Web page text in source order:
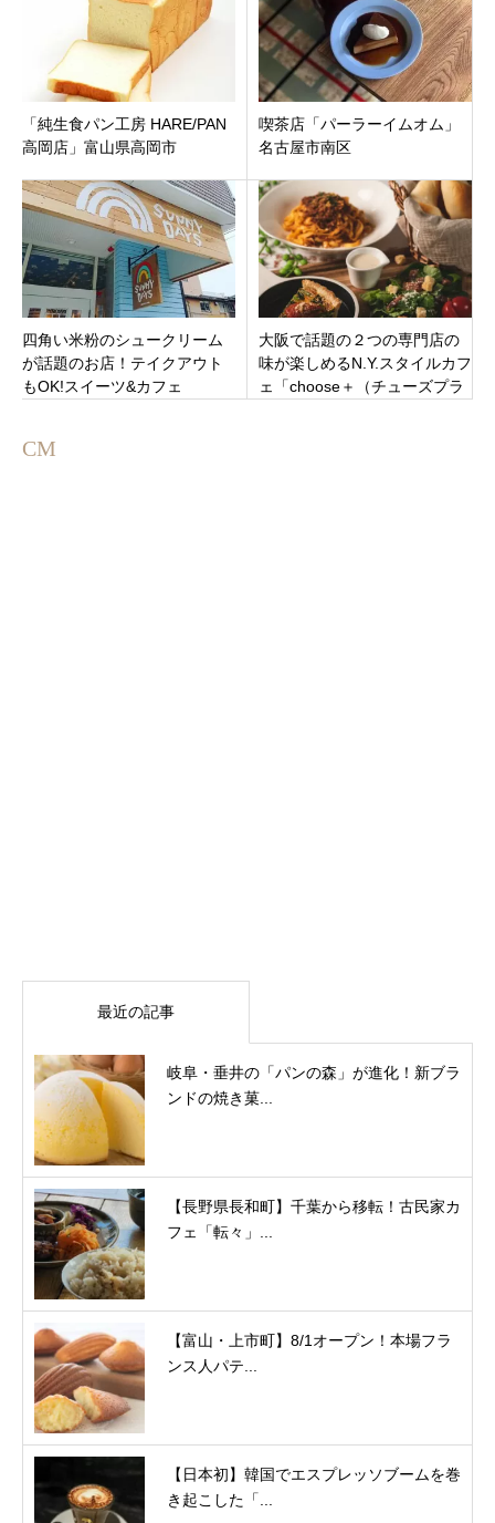
「純生食パン工房 HARE/PAN
高岡店」富山県高岡市
喫茶店「パーラーイムオム」
名古屋市南区
四角い米粉のシュークリーム
が話題のお店！テイクアウト
もOK!スイーツ&カフェ
ープン
大阪で話題の２つの専門店の
味が楽しめるN.Y.スタイルカフ
ェ「choose＋（チューズプラ
CM
最近の記事
岐阜・垂井の「パンの森」が進化！新ブラ
ンドの焼き菓...
【長野県長和町】千葉から移転！古民家カ
フェ「転々」...
【富山・上市町】8/1オープン！本場フラ
ンス人パテ...
【日本初】韓国でエスプレッソブームを巻
き起こした「...